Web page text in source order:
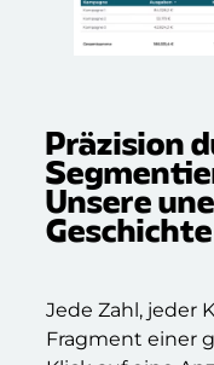
Präzision
Unsere
Geschichte
Jede Zahl, jeder
Fragment einer